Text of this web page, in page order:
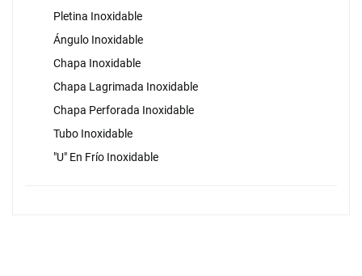
Pletina Inoxidable
Ángulo Inoxidable
Chapa Inoxidable
Chapa Lagrimada Inoxidable
Chapa Perforada Inoxidable
Tubo Inoxidable
"U" En Frío Inoxidable